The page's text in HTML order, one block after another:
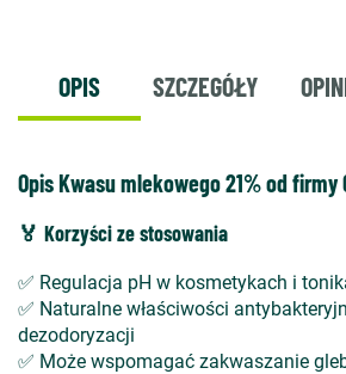
OPIS SZCZEGÓŁY
Opis Kwasu mlekowego 21% od firmy
🏅 Korzyści ze stosowania
✅ Regulacja pH w kosmetykach i
✅ Naturalne właściwości
dezodoryzacji
✅ Może wspomagać zakwaszanie